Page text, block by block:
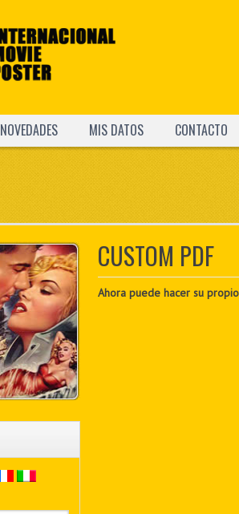
NOVEDADES MIS DATOS CONTACTO
CUSTOM PDF
Ahora puede hacer su